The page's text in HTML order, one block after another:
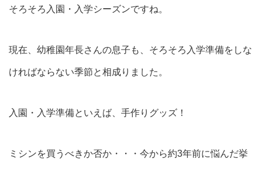
そろそろ入園・入学シーズンですね。
現在、幼稚園年長さんの息子も、そろそろ入学準備をしな
ければならない季節と相成りました。
入園・入学準備といえば、手作りグッズ！
ミシンを買うべきか否か・・・今から約3年前に悩んだ挙